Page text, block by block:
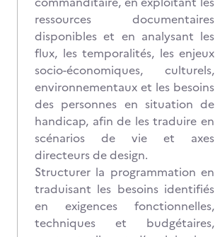
ressources documentaires
disponibles et en analysant les
flux, les temporalités, les enjeux
socio-économiques, culturels,
environnementaux et les besoins
des personnes en situation de
handicap, afin de les traduire en
scénarios de vie et axes
directeurs de design.
Structurer la programmation en
traduisant les besoins identifiés
en exigences fonctionnelles,
techniques et budgétaires,